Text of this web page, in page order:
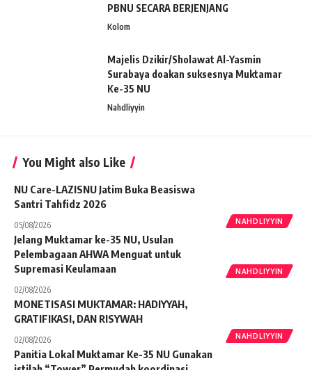
PBNU SECARA BERJENJANG
Kolom
Majelis Dzikir/Sholawat Al-Yasmin
Surabaya doakan suksesnya Muktamar
Ke-35 NU
Nahdliyyin
You Might also Like
NAHDLIYYIN
NU Care-LAZISNU Jatim Buka Beasiswa
Santri Tahfidz 2026
05/08/2026
NAHDLIYYIN
Jelang Muktamar ke-35 NU, Usulan
Pelembagaan AHWA Menguat untuk
Supremasi Keulamaan
02/08/2026
NAHDLIYYIN
MONETISASI MUKTAMAR: HADIYYAH,
GRATIFIKASI, DAN RISYWAH
02/08/2026
Panitia Lokal Muktamar Ke-35 NU Gunakan